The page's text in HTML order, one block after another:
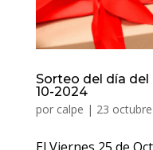
Sorteo del día del
10-2024
por calpe | 23